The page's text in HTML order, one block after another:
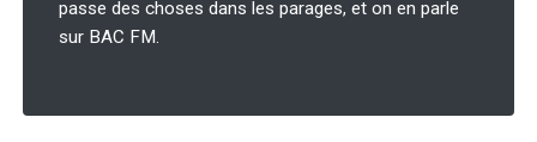
passe des choses dans les parages, et on en parle
sur BAC FM.